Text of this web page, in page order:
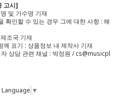
고시]
및 가수명 기재
확인할 수 있는 경우 그에 대한 사항 : 해
조국 기재
표기 : 상품정보 내 제작사 기재
상담 관련 채널 : 박정원 / cs@musicpl
Language ▼